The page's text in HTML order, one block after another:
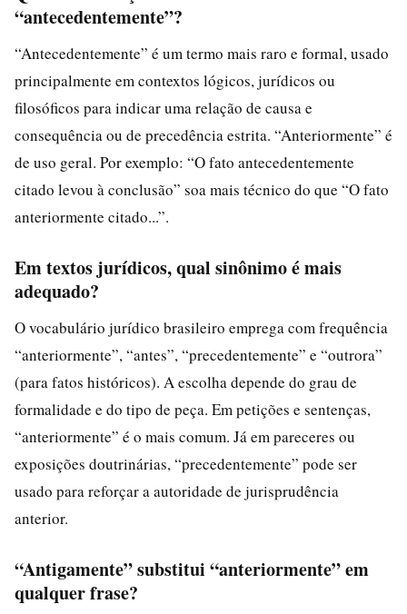
“antecedentemente”?
“Antecedentemente” é um termo mais raro e formal, usado
principalmente em contextos lógicos, jurídicos ou
filosóficos para indicar uma relação de causa e
consequência ou de precedência estrita. “Anteriormente” é
de uso geral. Por exemplo: “O fato antecedentemente
citado levou à conclusão” soa mais técnico do que “O fato
anteriormente citado...”.
Em textos jurídicos, qual sinônimo é mais
adequado?
O vocabulário jurídico brasileiro emprega com frequência
“anteriormente”, “antes”, “precedentemente” e “outrora”
(para fatos históricos). A escolha depende do grau de
formalidade e do tipo de peça. Em petições e sentenças,
“anteriormente” é o mais comum. Já em pareceres ou
exposições doutrinárias, “precedentemente” pode ser
usado para reforçar a autoridade de jurisprudência
anterior.
“Antigamente” substitui “anteriormente” em
qualquer frase?